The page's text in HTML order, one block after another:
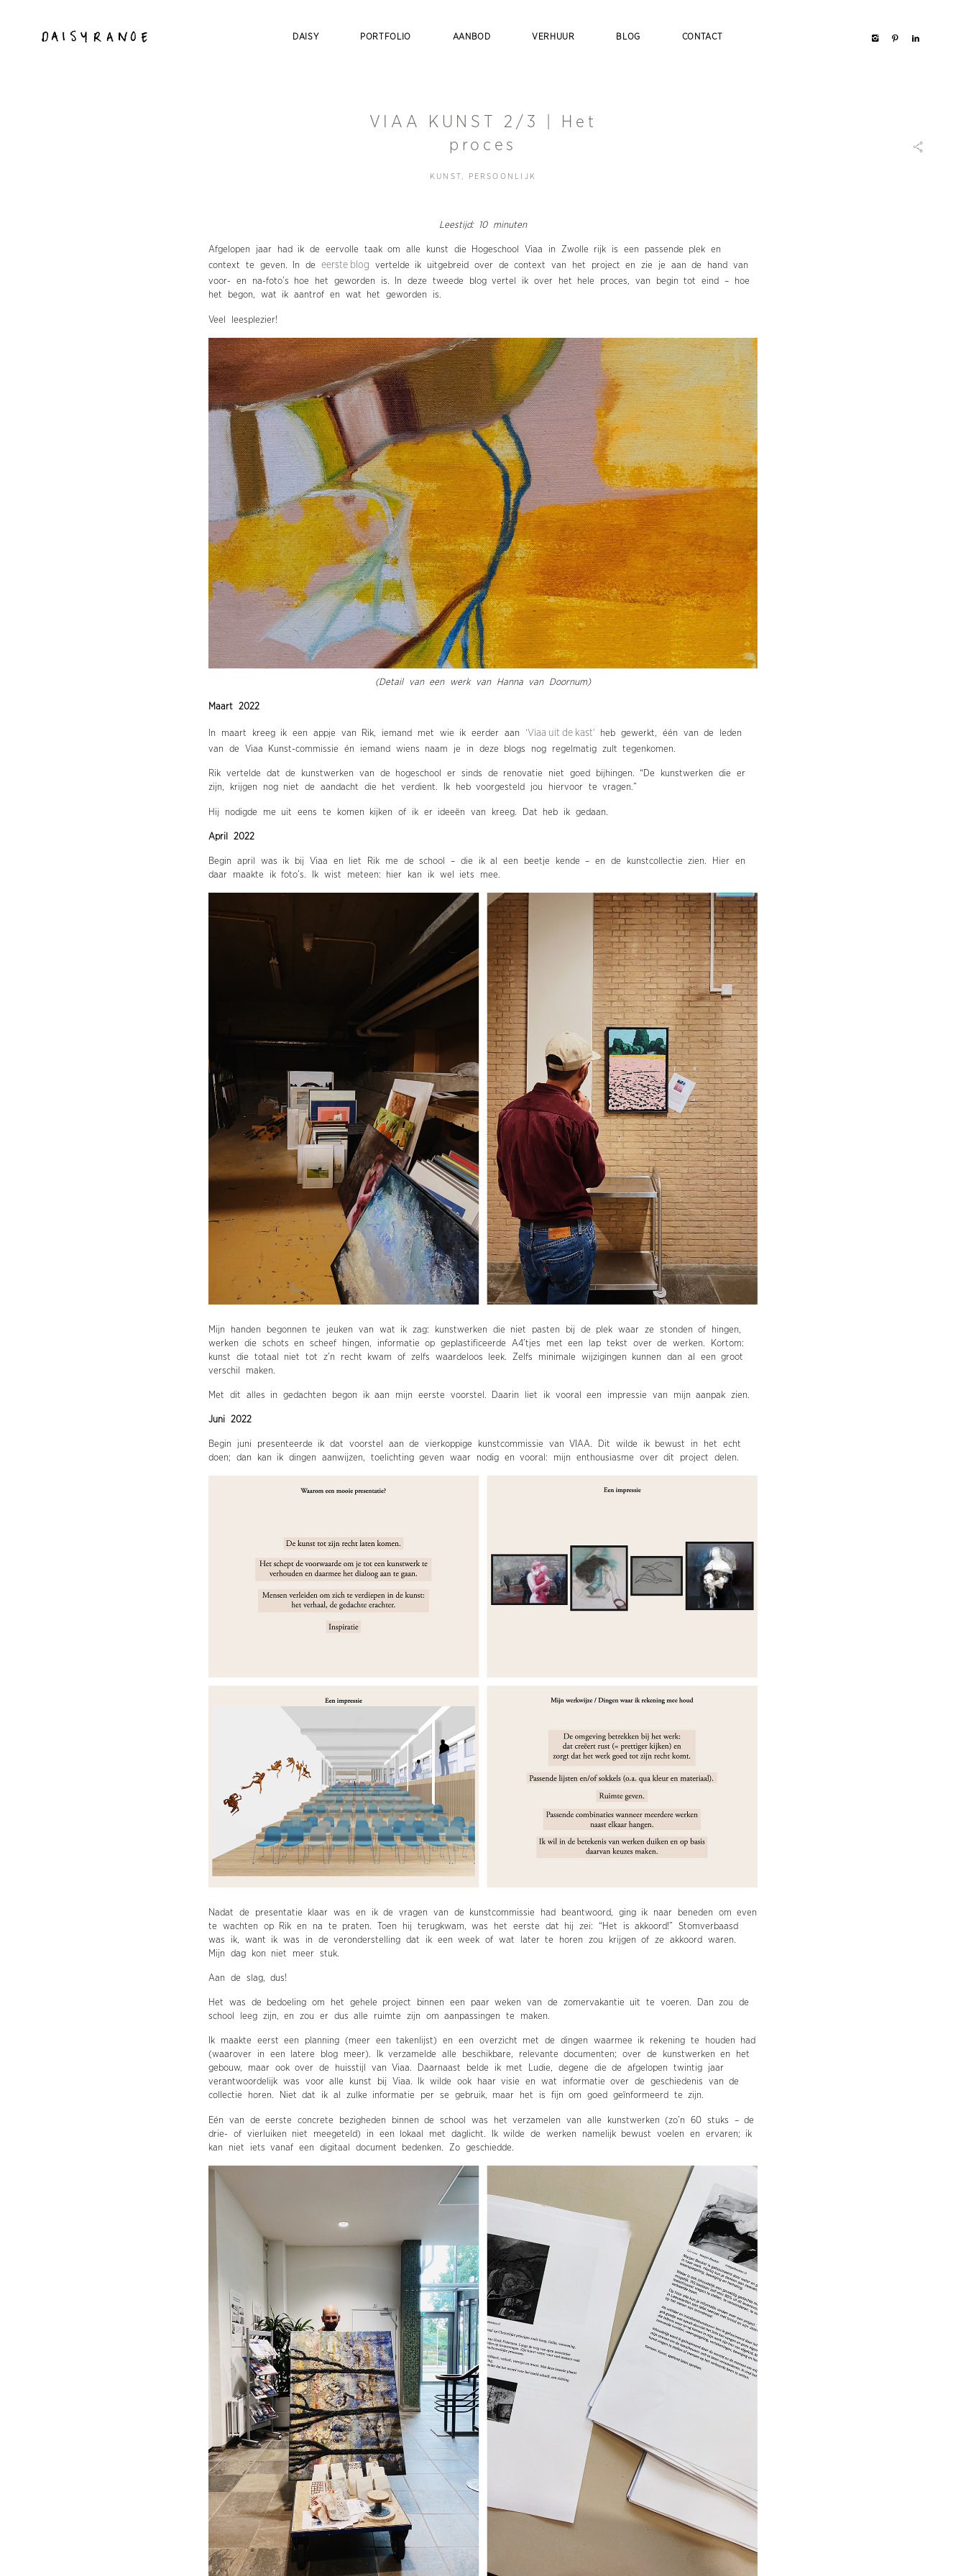
DAISY PORTFOLIO AANBOD VERHUUR BLOG CONTACT
VIAA KUNST 2/3 | Het
proces
KUNST, PERSOONLIJK
Leestijd: 10 minuten
Afgelopen jaar had ik de eervolle taak om alle kunst die Hogeschool Viaa in Zwolle rijk is een passende plek en
context te geven. In de eerste blog vertelde ik uitgebreid over de context van het project en zie je aan de hand van
voor- en na-foto’s hoe het geworden is. In deze tweede blog vertel ik over het hele proces, van begin tot eind – hoe
het begon, wat ik aantrof en wat het geworden is.
Veel leesplezier!
(Detail van een werk van Hanna van Doornum)
Maart 2022
In maart kreeg ik een appje van Rik, iemand met wie ik eerder aan ‘Viaa uit de kast’
heb gewerkt, één van de leden
van de Viaa Kunst-commissie én iemand wiens naam je in deze blogs nog regelmatig zult tegenkomen.
Rik vertelde dat de kunstwerken van de hogeschool er sinds de renovatie niet goed bijhingen. “De kunstwerken die er
zijn, krijgen nog niet de aandacht die het verdient. Ik heb voorgesteld jou hiervoor te vragen.”
Hij nodigde me uit eens te komen kijken of ik er ideeën van kreeg. Dat heb ik gedaan.
April 2022
Begin april was ik bij Viaa en liet Rik me de school – die ik al een beetje kende – en de kunstcollectie zien. Hier en
daar maakte ik foto’s. Ik wist meteen: hier kan ik wel iets mee.
Mijn handen begonnen te jeuken van wat ik zag: kunstwerken die niet pasten bij de plek waar ze stonden of hingen,
werken die schots en scheef hingen, informatie op geplastificeerde A4’tjes met een lap tekst over de werken. Kortom:
kunst die totaal niet tot z’n recht kwam of zelfs waardeloos leek. Zelfs minimale wijzigingen kunnen dan al een groot
verschil maken.
Met dit alles in gedachten begon ik aan mijn eerste voorstel. Daarin liet ik vooral een impressie van mijn aanpak zien.
Juni 2022
Begin juni presenteerde ik dat voorstel aan de vierkoppige kunstcommissie van VIAA. Dit wilde ik bewust in het echt
doen; dan kan ik dingen aanwijzen, toelichting geven waar nodig en vooral: mijn enthousiasme over dit project delen.
Nadat de presentatie klaar was en ik de vragen van de kunstcommissie had beantwoord, ging ik naar beneden om even
te wachten op Rik en na te praten. Toen hij terugkwam, was het eerste dat hij zei: “Het is akkoord!” Stomverbaasd
was ik, want ik was in de veronderstelling dat ik een week of wat later te horen zou krijgen of ze akkoord waren.
Mijn dag kon niet meer stuk.
Aan de slag, dus!
Het was de bedoeling om het gehele project binnen een paar weken van de zomervakantie uit te voeren. Dan zou de
school leeg zijn, en zou er dus alle ruimte zijn om aanpassingen te maken.
Ik maakte eerst een planning (meer een takenlijst) en een overzicht met de dingen waarmee ik rekening te houden had
(waarover in een latere blog meer). Ik verzamelde alle beschikbare, relevante documenten; over de kunstwerken en het
gebouw, maar ook over de huisstijl van Viaa. Daarnaast belde ik met Ludie, degene die de afgelopen twintig jaar
verantwoordelijk was voor alle kunst bij Viaa. Ik wilde ook haar visie en wat informatie over de geschiedenis van de
collectie horen. Niet dat ik al zulke informatie per se gebruik, maar het is fijn om goed geïnformeerd te zijn.
Eén van de eerste concrete bezigheden binnen de school was het verzamelen van alle kunstwerken (zo’n 60 stuks – de
drie- of vierluiken niet meegeteld) in een lokaal met daglicht. Ik wilde de werken namelijk bewust voelen en ervaren; ik
kan niet iets vanaf een digitaal document bedenken. Zo geschiedde.